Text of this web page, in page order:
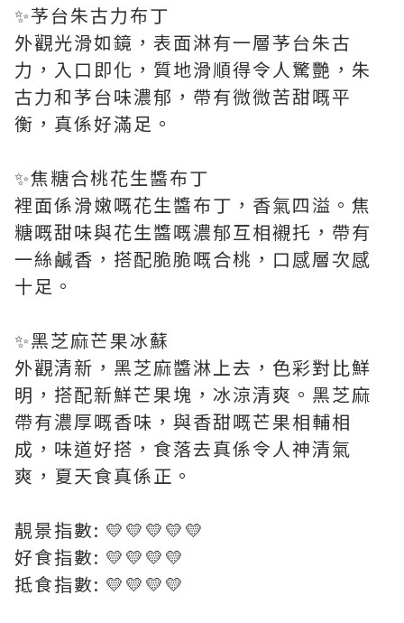
✨芧台朱古力布丁
外觀光滑如鏡，表面淋有一層芧台朱古
力，入口即化，質地滑順得令人驚艷，朱
古力和芧台味濃郁，帶有微微苦甜嘅平
衡，真係好滿足。
✨焦糖合桃花生醬布丁
裡面係滑嫩嘅花生醬布丁，香氣四溢。焦
糖嘅甜味與花生醬嘅濃郁互相襯托，帶有
一絲鹹香，搭配脆脆嘅合桃，口感層次感
十足。
✨黑芝麻芒果冰蘇
外觀清新，黑芝麻醬淋上去，色彩對比鮮
明，搭配新鮮芒果塊，冰涼清爽。黑芝麻
帶有濃厚嘅香味，與香甜嘅芒果相輔相
成，味道好搭，食落去真係令人神清氣
爽，夏天食真係正。
靚景指數: 💛💛💛💛💛
好食指數: 💛💛💛💛
抵食指數: 💛💛💛💛